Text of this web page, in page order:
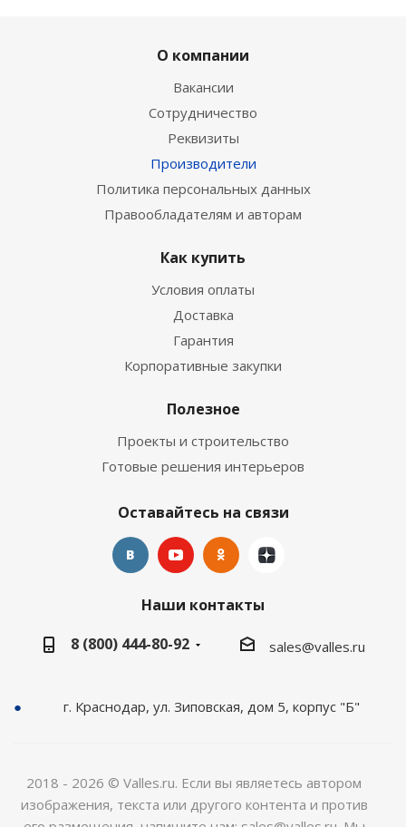
О компании
Вакансии
Сотрудничество
Реквизиты
Производители
Политика персональных данных
Правообладателям и авторам
Как купить
Условия оплаты
Доставка
Гарантия
Корпоративные закупки
Полезное
Проекты и строительство
Готовые решения интерьеров
Оставайтесь на связи
Наши контакты
8 (800) 444-80-92
sales@valles.ru
г. Краснодар, ул. Зиповская, дом 5, корпус "Б"
2018 - 2026 © Valles.ru. Если вы являетесь автором
изображения, текста или другого контента и против